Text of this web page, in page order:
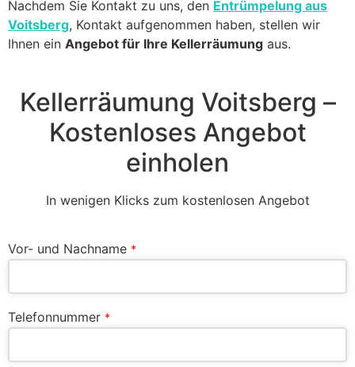
Nachdem Sie Kontakt zu uns, den Entrümpelung aus
Voitsberg, Kontakt aufgenommen haben, stellen wir
Ihnen ein Angebot für Ihre Kellerräumung aus.
Kellerräumung Voitsberg –
Kostenloses Angebot
einholen
In wenigen Klicks zum kostenlosen Angebot
Vor- und Nachname *
Telefonnummer *